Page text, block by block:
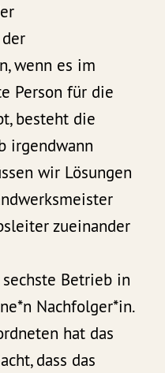
wenn es im
Person für die
besteht die
irgendwann
wir Lösungen
zueinander
Betrieb in
Nachfolger*in.
hat das
dass das